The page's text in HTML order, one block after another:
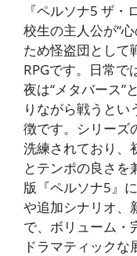
『ペルソナ5 ザ
校生の主人公が“
ため怪盗団として
RPGです。日常で
夜は“メタバース”
りながら戦うとい
徴です。シリーズ
洗練されており、
とテンポの良さを
版『ペルソナ5』
や追加シナリオ、
で、ボリューム・
ドラマティック